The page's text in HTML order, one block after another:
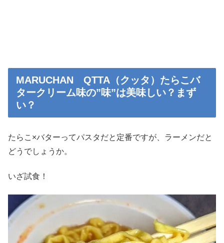
MARUCHAN QTTA（クッタ）たらこバ
タークリーム味の”味”は美味しい？まず
い？
たらこ×バターってパスタだと定番ですが、ラーメンだと
どうでしょうか。
いざ試食！